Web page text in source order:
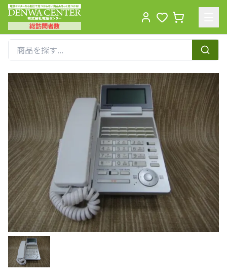
総訪問者数